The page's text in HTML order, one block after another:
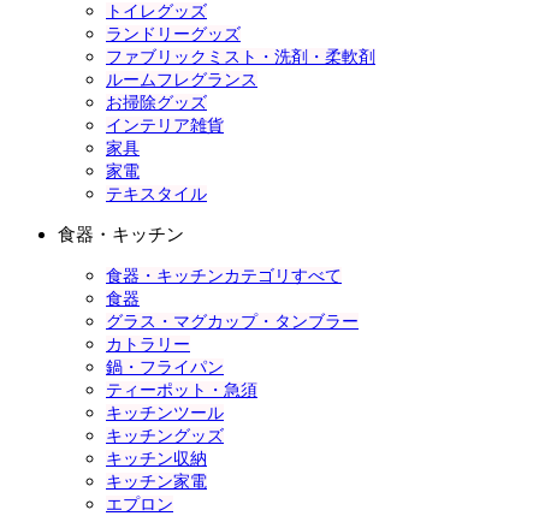
トイレグッズ
ランドリーグッズ
ファブリックミスト・洗剤・柔軟剤
ルームフレグランス
お掃除グッズ
インテリア雑貨
家具
家電
テキスタイル
食器・キッチン
食器・キッチンカテゴリすべて
食器
グラス・マグカップ・タンブラー
カトラリー
鍋・フライパン
ティーポット・急須
キッチンツール
キッチングッズ
キッチン収納
キッチン家電
エプロン